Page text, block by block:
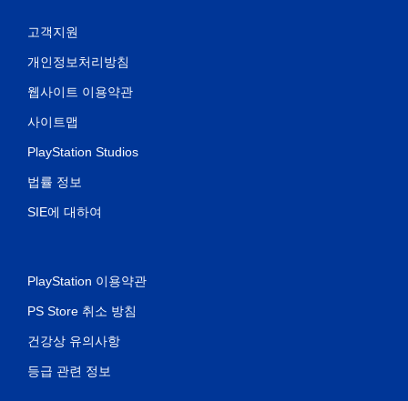
고객지원
개인정보처리방침
웹사이트 이용약관
사이트맵
PlayStation Studios
법률 정보
SIE에 대하여
PlayStation 이용약관
PS Store 취소 방침
건강상 유의사항
등급 관련 정보